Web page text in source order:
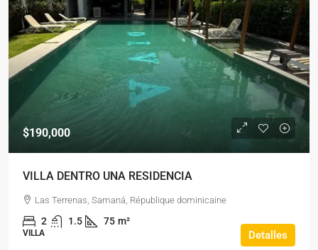
$190,000
VILLA DENTRO UNA RESIDENCIA
Las Terrenas, Samaná, République dominicaine
2 1.5 75 m²
VILLA Detalles